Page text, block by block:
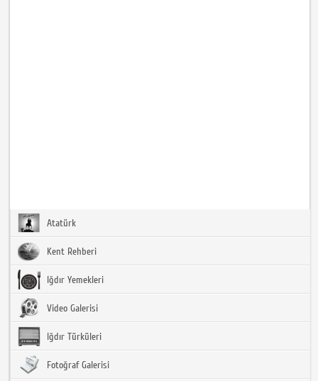
Atatürk
Kent Rehberi
Iğdır Yemekleri
Video Galerisi
Iğdır Türküleri
Fotoğraf Galerisi